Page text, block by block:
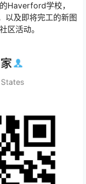
Haverford学校，
以及即将完工的新图
区活动。